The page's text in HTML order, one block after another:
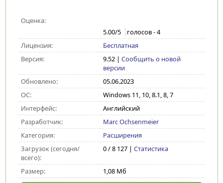
Оценка:
5.00/5 голосов -4
Лицензия:
Бесплатная
Версия:
9.52| Сообщить о новой
версии
Обновлено:
05.06.2023
ОС:
Windows 11, 10, 8.1, 8, 7
Интерфейс:
Английский
Разработчик:
Marc Ochsenmeier
Категория:
Расширения
Загрузок (сегодня/
всего):
0 / 8 127 | Статистика
Размер: 1,08 Мб